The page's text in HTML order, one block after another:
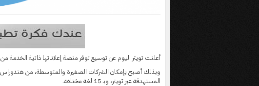
أعلنت تويتر اليوم عن توسيع توفر منصة إعلاناتها ذاتية الخدمة من 33 بلداً إلى
وبذلك أصبح بإمكان الشركات الصغيرة والمتوسطة، من هندوراس
المستهدفة عبر تويتر، وبـ 15 لغة مختلفة.